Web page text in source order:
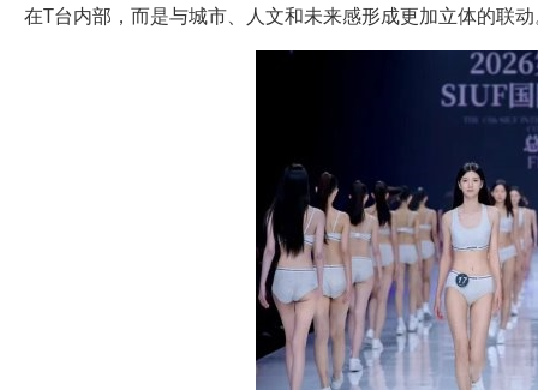
在T台内部，而是与城市、人文和未来感形成更加立体的联